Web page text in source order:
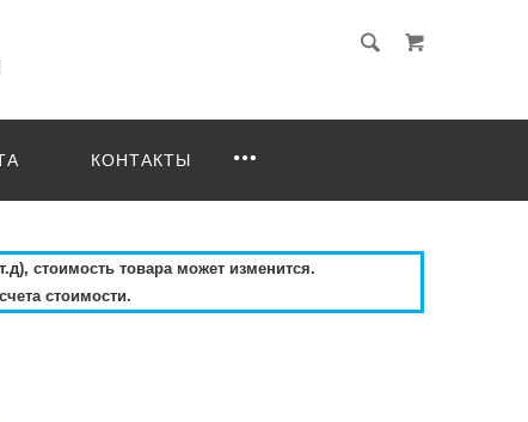
КОНТАКТЫ
стоимость товара может изменится.
стоимости.